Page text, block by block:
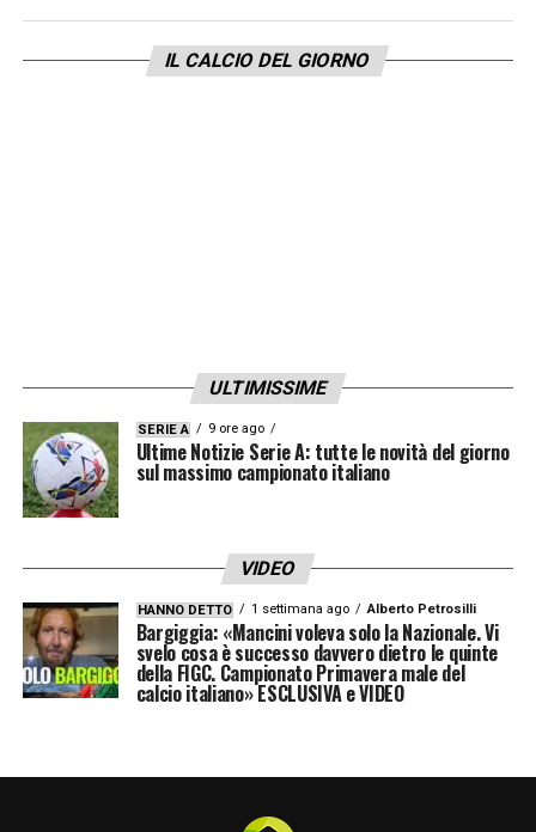
gioco
90′ – Assegnati 6 minuti di recupero
80′ – Mancanza, totale, di reazione dal Toro.
Match che scivola verso il triplice fischio
73′ – Cambi Fiorentina: fuori Brescianini,
entra Fabbian. Mandragora al posto di Ndour
70′ – Anche Vanoli pronto a cambiare
qualcosa
69′ – Cambio Torino: fuori Lazaro per
Aboukhlal
IL CALCIO DEL GIORNO
ULTIMISSIME
SERIE A 9 ore ago
Ultime Notizie Serie A: tutte le novità del giorno
sul massimo campionato italiano
VIDEO
HANNO DETTO 1 settimana ago Alberto Petrosilli
Bargiggia: «Mancini voleva solo la Nazionale. Vi
svelo cosa è successo davvero dietro le quinte
della FIGC. Campionato Primavera male del
calcio italiano» ESCLUSIVA e VIDEO